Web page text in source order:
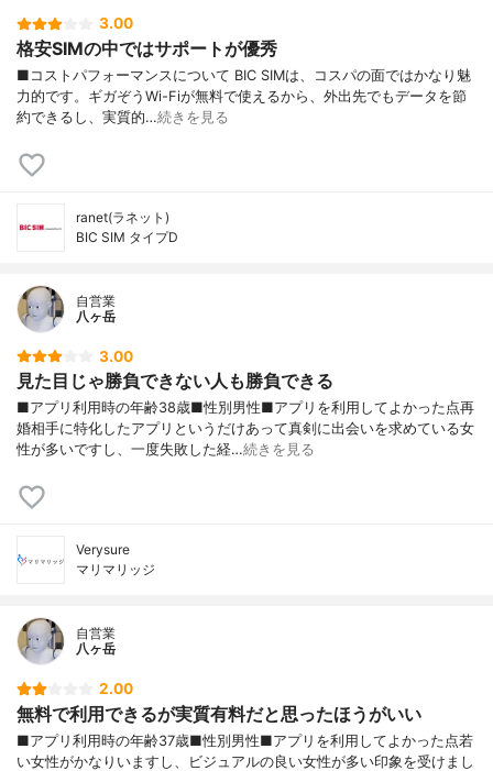
3.00
格安SIMの中ではサポートが優秀
■コストパフォーマンスについて BIC SIMは、コスパの面ではかなり魅
力的です。ギガぞうWi-Fiが無料で使えるから、外出先でもデータを節
約できるし、実質的…続きを見る
ranet(ラネット)
BIC SIM タイプD
自営業
八ヶ岳
3.00
見た目じゃ勝負できない人も勝負できる
■アプリ利用時の年齢38歳■性別男性■アプリを利用してよかった点再
婚相手に特化したアプリというだけあって真剣に出会いを求めている女
性が多いですし、一度失敗した経…続きを見る
Verysure
マリマリッジ
自営業
八ヶ岳
2.00
無料で利用できるが実質有料だと思ったほうがいい
■アプリ利用時の年齢37歳■性別男性■アプリを利用してよかった点若
い女性がかなりいますし、ビジュアルの良い女性が多い印象を受けまし